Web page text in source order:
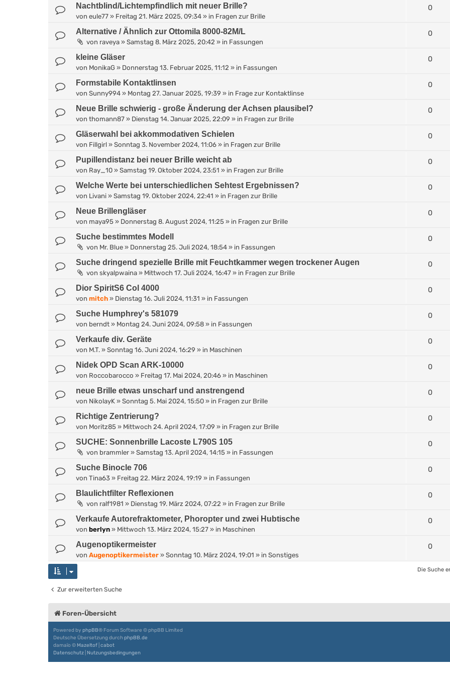
Nachtblind/Lichtempfindlich mit neuer Brille?
von eule77 » Freitag 21. März 2025, 09:34 » in Fragen zur Brille
0
Alternative / Ähnlich zur Ottomila 8000-82M/L
von raveya » Samstag 8. März 2025, 20:42 » in Fassungen
0
kleine Gläser
von MonikaG » Donnerstag 13. Februar 2025, 11:12 » in Fassungen
0
Formstabile Kontaktlinsen
von Sunny994 » Montag 27. Januar 2025, 19:39 » in Frage zur Kontaktlinse
0
Neue Brille schwierig - große Änderung der Achsen plausibel?
von thomann87 » Dienstag 14. Januar 2025, 22:09 » in Fragen zur Brille
0
Gläserwahl bei akkommodativen Schielen
von Fillgirl » Sonntag 3. November 2024, 11:06 » in Fragen zur Brille
0
Pupillendistanz bei neuer Brille weicht ab
von Ray_10 » Samstag 19. Oktober 2024, 23:51 » in Fragen zur Brille
0
Welche Werte bei unterschiedlichen Sehtest Ergebnissen?
von Livani » Samstag 19. Oktober 2024, 22:41 » in Fragen zur Brille
0
Neue Brillengläser
von maya95 » Donnerstag 8. August 2024, 11:25 » in Fragen zur Brille
0
Suche bestimmtes Modell
von Mr. Blue » Donnerstag 25. Juli 2024, 18:54 » in Fassungen
0
Suche dringend spezielle Brille mit Feuchtkammer wegen trockener Augen
von skyalpwaina » Mittwoch 17. Juli 2024, 16:47 » in Fragen zur Brille
0
Dior SpiritS6 Col 4000
von mitch » Dienstag 16. Juli 2024, 11:31 » in Fassungen
0
Suche Humphrey's 581079
von berndt » Montag 24. Juni 2024, 09:58 » in Fassungen
0
Verkaufe div. Geräte
von M.T. » Sonntag 16. Juni 2024, 16:29 » in Maschinen
0
Nidek OPD Scan ARK-10000
von Roccobarocco » Freitag 17. Mai 2024, 20:46 » in Maschinen
0
neue Brille etwas unscharf und anstrengend
von NikolayK » Sonntag 5. Mai 2024, 15:50 » in Fragen zur Brille
0
Richtige Zentrierung?
von Moritz85 » Mittwoch 24. April 2024, 17:09 » in Fragen zur Brille
0
SUCHE: Sonnenbrille Lacoste L790S 105
von brammler » Samstag 13. April 2024, 14:15 » in Fassungen
0
Suche Binocle 706
von Tina63 » Freitag 22. März 2024, 19:19 » in Fassungen
0
Blaulichtfilter Reflexionen
von ralf1981 » Dienstag 19. März 2024, 07:22 » in Fragen zur Brille
0
Verkaufe Autorefraktometer, Phoropter und zwei Hubtische
von berlyn » Mittwoch 13. März 2024, 15:27 » in Maschinen
0
Augenoptikermeister
von Augenoptikermeister » Sonntag 10. März 2024, 19:01 » in Sonstiges
0
Die Suche
Zur erweiterten Suche
Foren-Übersicht
Powered by phpBB® Forum Software © phpBB Limited
Deutsche Übersetzung durchphpBB.de
damaïo © Mazeltof cabot
Datenschutz Nutzungsbedingungen